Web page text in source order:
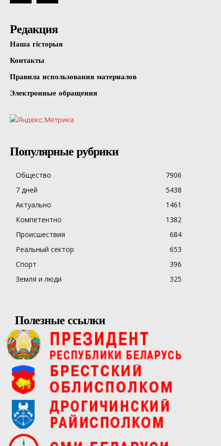
Редакция
Наша гісторыя
Контакты
Правила использования материалов
Электронные обращения
Популярные рубрики
Общество
7906
7 дней
5438
Актуально
1461
Компетентно
1382
Происшествия
684
Реальный сектор
653
Спорт
396
Земля и люди
325
Полезные ссылки